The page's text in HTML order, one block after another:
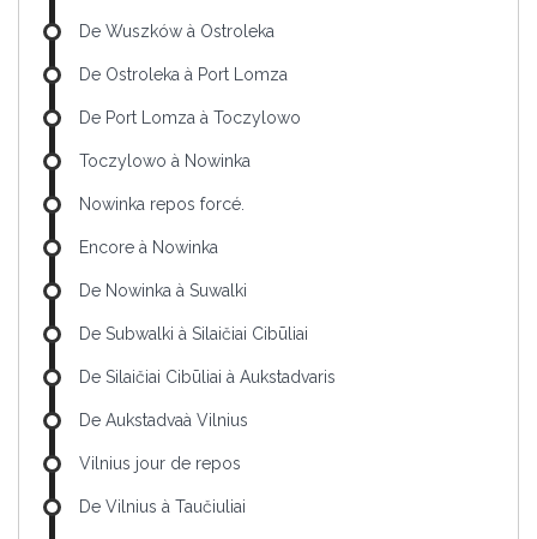
De Wuszków à Ostroleka
De Ostroleka à Port Lomza
De Port Lomza à Toczylowo
Toczylowo à Nowinka
Nowinka repos forcé.
Encore à Nowinka
De Nowinka à Suwalki
De Subwalki à Silaičiai Cibūliai
De Silaičiai Cibūliai à Aukstadvaris
De Aukstadvaà Vilnius
Vilnius jour de repos
De Vilnius à Taučiuliai